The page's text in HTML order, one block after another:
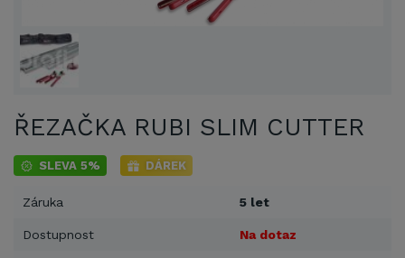
ŘEZAČKA RUBI SLIM CUTTER
SLEVA 5% DÁREK
Záruka 5 let
Dostupnost Na dotaz